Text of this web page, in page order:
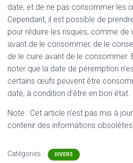
date, et de ne pas consommer les
Cependant, il est possible de
pour réduire les risques, comme de
avant de le consommer, de le
de le cuire avant de le consommer.
noter que la date de péremption
certains œufs peuvent être
date, à condition d’être en bon état.
Note : Cet article n'est pas mis à
contenir des informations
Catégories : DIVERS